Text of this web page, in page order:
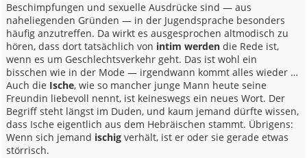
Beschimpfungen und sexuelle Ausdrücke sind — aus
naheliegenden Gründen — in der Jugendsprache besonders
häufig anzutreffen. Da wirkt es ausgesprochen altmodisch zu
hören, dass dort tatsächlich von intim werden die Rede ist,
wenn es um Geschlechtsverkehr geht. Das ist wohl ein
bisschen wie in der Mode — irgendwann kommt alles wieder …
Auch die Ische, wie so mancher junge Mann heute seine
Freundin liebevoll nennt, ist keineswegs ein neues Wort. Der
Begriff steht längst im Duden, und kaum jemand dürfte wissen,
dass Ische eigentlich aus dem Hebräischen stammt. Übrigens:
Wenn sich jemand ischig verhält, ist er oder sie gerade etwas
störrisch.